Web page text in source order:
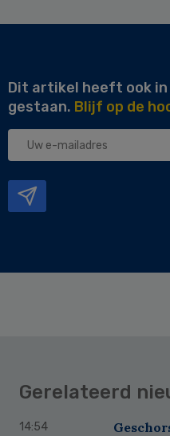
Dit artikel heeft ook
gestaan. Blijf op de
Uw
Gerelateerd
14:54